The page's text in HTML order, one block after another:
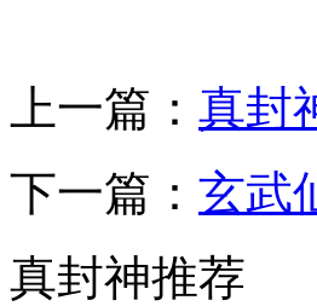
上一篇： 真封
下一篇： 玄武
真封神推荐